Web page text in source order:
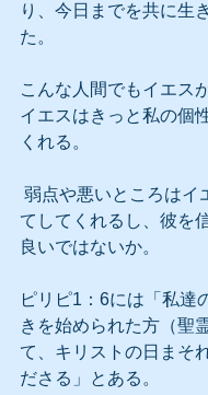
り、今日までを共に生
た。
こんな人間でもイエス
イエスはきっと私の個
くれる。
てしてくれるし、彼を
良いではないか。
ピリピ1：6には「私達
きを始められた方（聖
て、キリストの日まそ
ださる」とある。